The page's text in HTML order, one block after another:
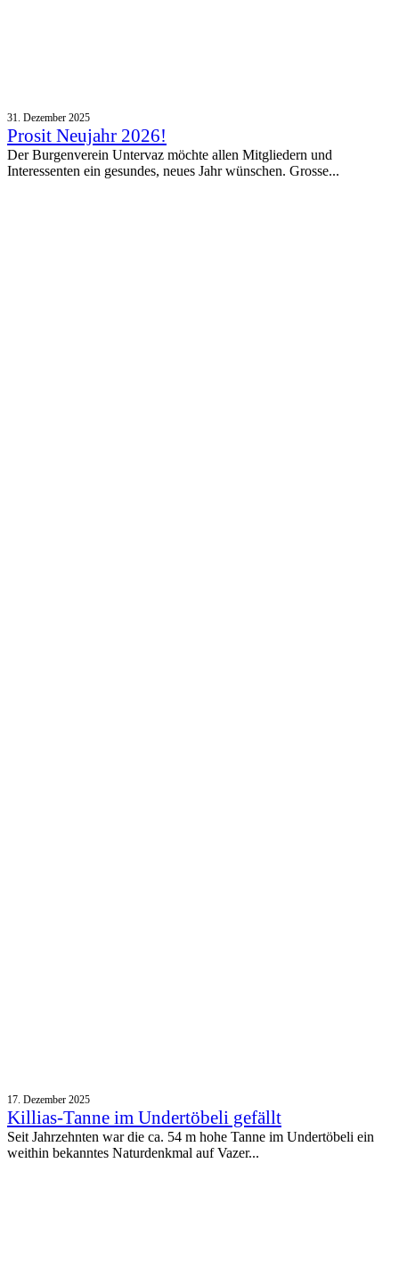
31. Dezember 2025
Prosit Neujahr 2026!
Der Burgenverein Untervaz möchte allen Mitgliedern und
Interessenten ein gesundes, neues Jahr wünschen. Grosse...
17. Dezember 2025
Killias-Tanne im Undertöbeli gefällt
Seit Jahrzehnten war die ca. 54 m hohe Tanne im Undertöbeli ein
weithin bekanntes Naturdenkmal auf Vazer...